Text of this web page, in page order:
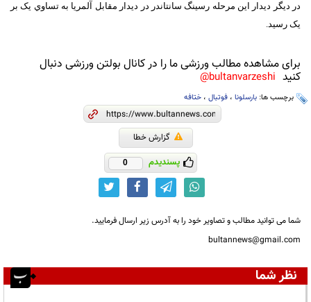
در ديگر ديدار اين مرحله رسينگ سانتاندر در ديدار مقابل آلمريا به تساوي يک بر
يک رسيد.
برای مشاهده مطالب ورزشی ما را در کانال بولتن ورزشی دنبال
کنید bultanvarzeshi@
برچسب ها: بارسلونا ، فوتبال ، ختافه
گزارش خطا
پسندیدم 0
شما می توانید مطالب و تصاویر خود را به آدرس زیر ارسال فرمایید.
bultannews@gmail.com
نظر شما